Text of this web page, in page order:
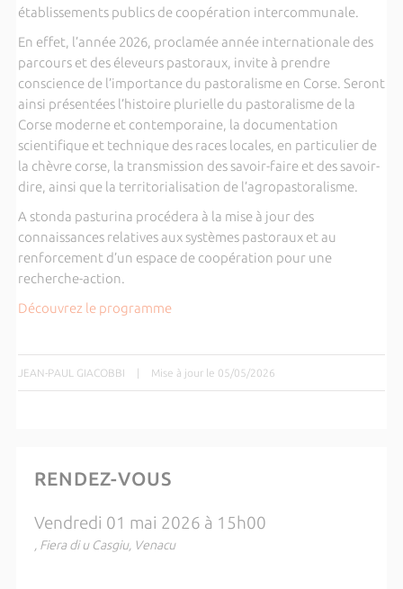
établissements publics de coopération intercommunale.
En effet, l’année 2026, proclamée année internationale des
parcours et des éleveurs pastoraux, invite à prendre
conscience de l’importance du pastoralisme en Corse. Seront
ainsi présentées l’histoire plurielle du pastoralisme de la
Corse moderne et contemporaine, la documentation
scientifique et technique des races locales, en particulier de
la chèvre corse, la transmission des savoir-faire et des savoir-
dire, ainsi que la territorialisation de l’agropastoralisme.
A stonda pasturina procédera à la mise à jour des
connaissances relatives aux systèmes pastoraux et au
renforcement d’un espace de coopération pour une
recherche-action.
Découvrez le programme
JEAN-PAUL GIACOBBI | Mise à jour le 05/05/2026
RENDEZ-VOUS
Vendredi 01 mai 2026 à 15h00
, Fiera di u Casgiu, Venacu